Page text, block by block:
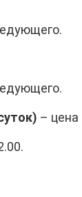
– цена